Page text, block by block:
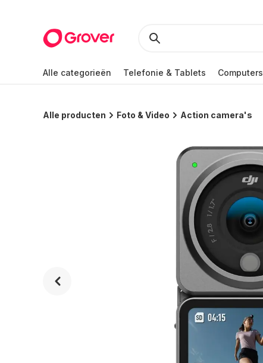
Alle categorieën Telefonie & Tablets Computers
Alle producten Foto & Video Action camera's